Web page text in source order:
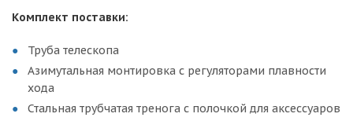
Комплект поставки:
Труба телескопа
Азимутальная монтировка с регуляторами плавности
хода
Стальная трубчатая тренога с полочкой для аксессуаров